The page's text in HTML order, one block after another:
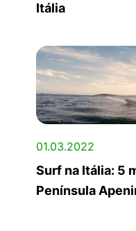
Itália
01.03.2022
Surf na Itália: 5
Península